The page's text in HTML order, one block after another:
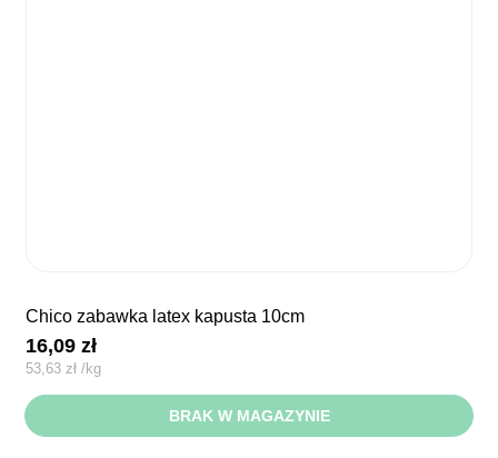
chico zabawka latex kapusta 10cm
16,09zł
53,63zł /kg
BRAK W MAGAZYNIE